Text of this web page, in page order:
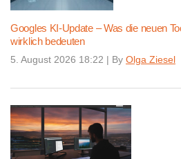
Googles KI-Update – Was die neuen
wirklich bedeuten
5. August 2026 18:22 | By Olga Ziesel